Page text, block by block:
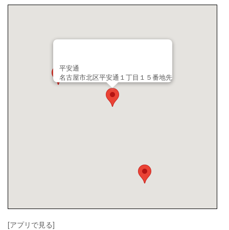
平安通
名古屋市北区平安通１丁目１５番地先
[アプリで見る]